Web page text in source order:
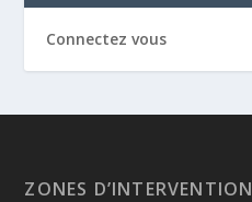
Connectez vous
ZONES D’INTERVENTION